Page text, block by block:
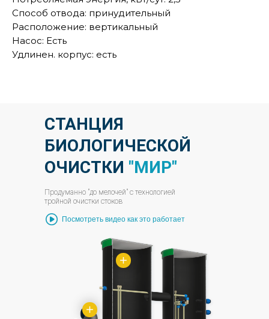
Способ отвода: принудительный
Расположение: вертикальный
Насос: Есть
Удлинен. корпус: есть
СТАНЦИЯ
БИОЛОГИЧЕСКОЙ
ОЧИСТКИ "МИР"
Продуманно "до мелочей" с технологией
тройной очистки стоков
Посмотреть видео как это работает